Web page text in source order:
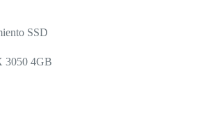
SSD
3050 4GB